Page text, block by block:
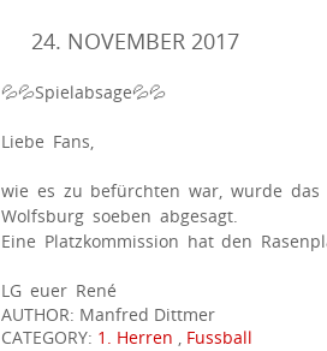
24. NOVEMBER 2017
💦💦Spielabsage💦💦
Liebe Fans,
wie es zu befürchten war, wurde das
Wolfsburg soeben abgesagt.
Eine Platzkommission hat den
LG euer René
AUTHOR: Manfred Dittmer
CATEGORY: 1. Herren , Fussball